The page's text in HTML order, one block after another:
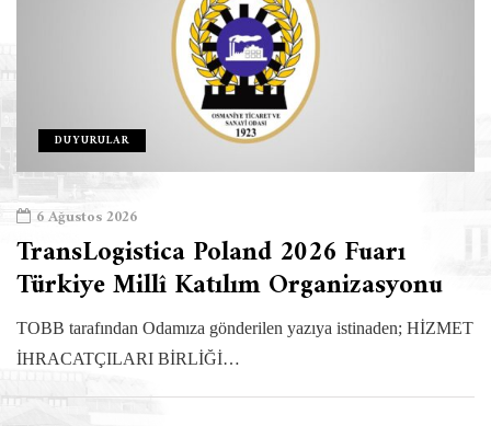
DUYURULAR
6 Ağustos 2026
TransLogistica Poland 2026 Fuarı
Türkiye Millî Katılım Organizasyonu
TOBB tarafından Odamıza gönderilen yazıya istinaden; HİZMET
İHRACATÇILARI BİRLİĞİ…